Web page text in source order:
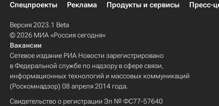
Спецпроекты
Реклама Продукты и сервисы Пресс-
Версия 2023.1 Beta
© 2026 МИА «Россия сегодня»
Вакансии
Сетевое издание РИА Новости зарегистрировано
в Федеральной службе по надзору в сфере связи,
информационных технологий и массовых коммуникаций
(Роскомнадзор) 08 апреля 2014 года.
Свидетельство о регистрации Эл № ФС77-57640